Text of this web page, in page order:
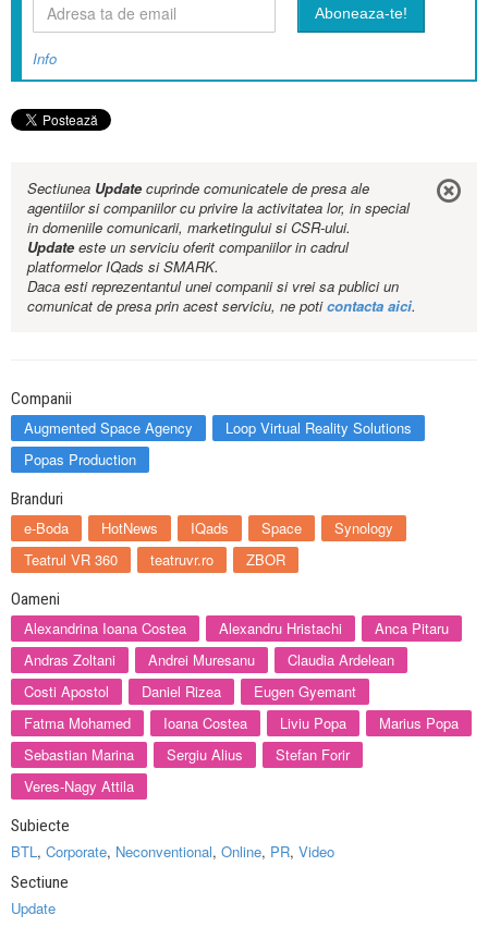
Info
Sectiunea Updatecuprinde comunicatele de presa ale
agentiilor si companiilor cu privire la activitatea lor, in special
in domeniile comunicarii, marketingului si CSR-ului.
Updateeste un serviciu oferit companiilor in cadrul
platformelor IQads si SMARK.
Daca esti reprezentantul unei companii si vrei sa publici un
comunicat de presa prin acest serviciu, ne poticontacta aici.
Companii
Augmented Space Agency
Loop Virtual Reality Solutions
Popas Production
Branduri
e-Boda HotNews IQads Space
Synology
Teatrul VR 360
teatruvr.ro ZBOR
Oameni
Alexandrina Ioana Costea Alexandru Hristachi
Anca Pitaru
Andras Zoltani
Andrei Muresanu
Claudia Ardelean
Costi Apostol
Daniel Rizea
Eugen Gyemant
Fatma Mohamed
Ioana Costea Liviu Popa
Marius Popa
Sebastian Marina
Sergiu Alius
Stefan Forir
Veres-Nagy Attila
Subiecte
BTL, Corporate, Neconventional, Online, PR, Video
Sectiune
Update